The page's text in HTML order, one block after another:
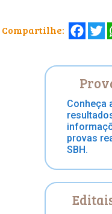
Compartilhe:
Conheça
provas
SBH.